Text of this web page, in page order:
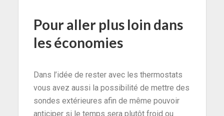
Pour aller plus loin dans
les économies
Dans l’idée de rester avec les thermostats
vous avez aussi la possibilité de mettre des
sondes extérieures afin de même pouvoir
anticiper si le temps sera plutôt froid ou